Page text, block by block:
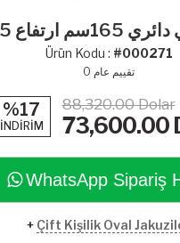
ارتفاع 65
Ürün Kodu : #000271
0 تقييم عام
%17
İNDİRİM
88,320.00 Dolar
73,600.00
WhatsApp Sipariş
+ Çift Kişilik Oval